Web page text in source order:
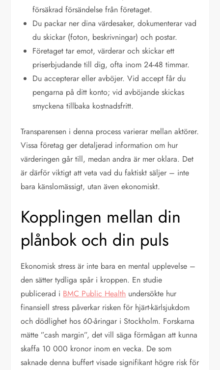
försäkrad försändelse från företaget.
Du packar ner dina värdesaker, dokumenterar vad
du skickar (foton, beskrivningar) och postar.
Företaget tar emot, värderar och skickar ett
priserbjudande till dig, ofta inom 24-48 timmar.
Du accepterar eller avböjer. Vid accept får du
pengarna på ditt konto; vid avböjande skickas
smyckena tillbaka kostnadsfritt.
Transparensen i denna process varierar mellan aktörer.
Vissa företag ger detaljerad information om hur
värderingen går till, medan andra är mer oklara. Det
är därför viktigt att veta vad du faktiskt säljer – inte
bara känslomässigt, utan även ekonomiskt.
Kopplingen mellan din
plånbok och din puls
Ekonomisk stress är inte bara en mental upplevelse –
den sätter tydliga spår i kroppen. En studie
publicerad i BMC Public Health undersökte hur
finansiell stress påverkar risken för hjärt-kärlsjukdom
och dödlighet hos 60-åringar i Stockholm. Forskarna
mätte ”cash margin”, det vill säga förmågan att kunna
skaffa 10 000 kronor inom en vecka. De som
saknade denna buffert visade signifikant högre risk för